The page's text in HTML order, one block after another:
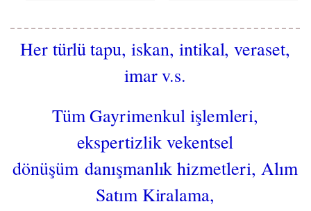
Her türlü tapu, iskan, intikal, veraset,
imar v.s.
Tüm Gayrimenkul işlemleri,
ekspertizlik vekentsel
dönüşüm danışmanlık hizmetleri, Alım
Satım Kiralama,